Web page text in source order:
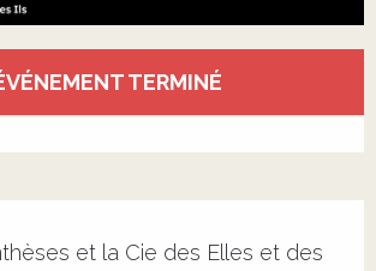
coordonnées
TERMINÉ
et la Cie des Elles et des